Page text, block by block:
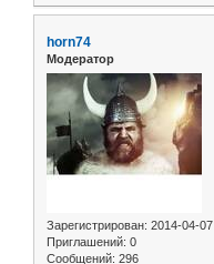
horn74
Модератор
Зарегистрирован: 2014-04-07
Приглашений: 0
Сообщений: 296